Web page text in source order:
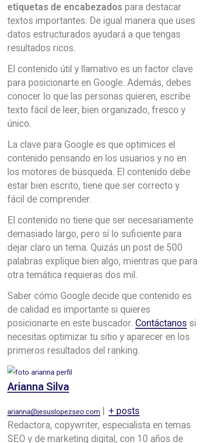
etiquetas de encabezados para destacar
textos importantes. De igual manera que uses
datos estructurados ayudará a que tengas
resultados ricos.
El contenido útil y llamativo es un factor clave
para posicionarte en Google. Además, debes
conocer lo que las personas quieren, escribe
texto fácil de leer, bien organizado, fresco y
único.
La clave para Google es que optimices el
contenido pensando en los usuarios y no en
los motores de búsqueda. El contenido debe
estar bien escrito, tiene que ser correcto y
fácil de comprender.
El contenido no tiene que ser necesariamente
demasiado largo, pero sí lo suficiente para
dejar claro un tema. Quizás un post de 500
palabras explique bien algo, mientras que para
otra temática requieras dos mil.
Saber cómo Google decide que contenido es
de calidad es importante si quieres
posicionarte en este buscador. Contáctanos si
necesitas optimizar tu sitio y aparecer en los
primeros resultados del ranking.
Arianna Silva
arianna@jesuslopezseo.com
+ posts
Redactora, copywriter, especialista en temas
SEO y de marketing digital, con 10 años de